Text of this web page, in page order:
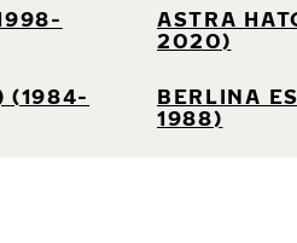
ASTRA
2020)
(1984-
BERLINA
1988)